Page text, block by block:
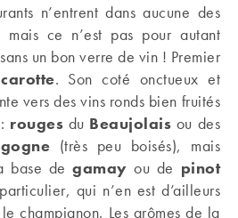
n’entrent dans aucune des
mais ce n’est pas pour autant
un bon verre de vin ! Premier
. Son coté onctueux et
vers des vins ronds bien fruités
rouges du Beaujolais ou des
(très peu boisés), mais
base degamayou de pinot
qui n’en est d’ailleurs
champignon. Les arômes de la